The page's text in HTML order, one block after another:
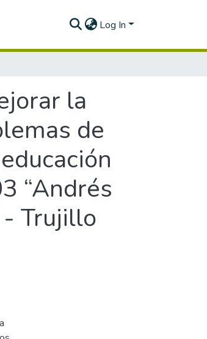
Log In
la
de
“Andrés
- Trujillo